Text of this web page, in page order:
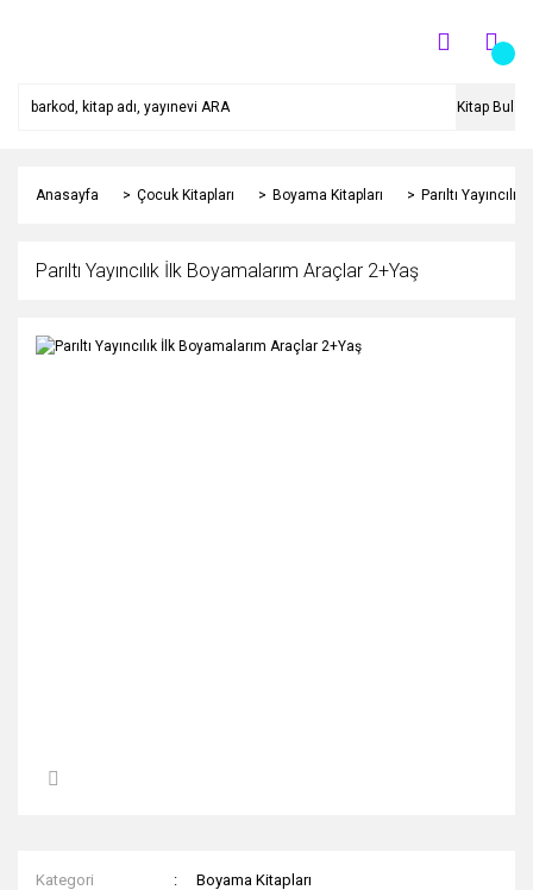
Kitap Bul
Anasayfa Çocuk Kitapları Boyama Kitapları Parıltı
Parıltı Yayıncılık İlk Boyamalarım Araçlar 2+Yaş
Kategori
Boyama Kitapları